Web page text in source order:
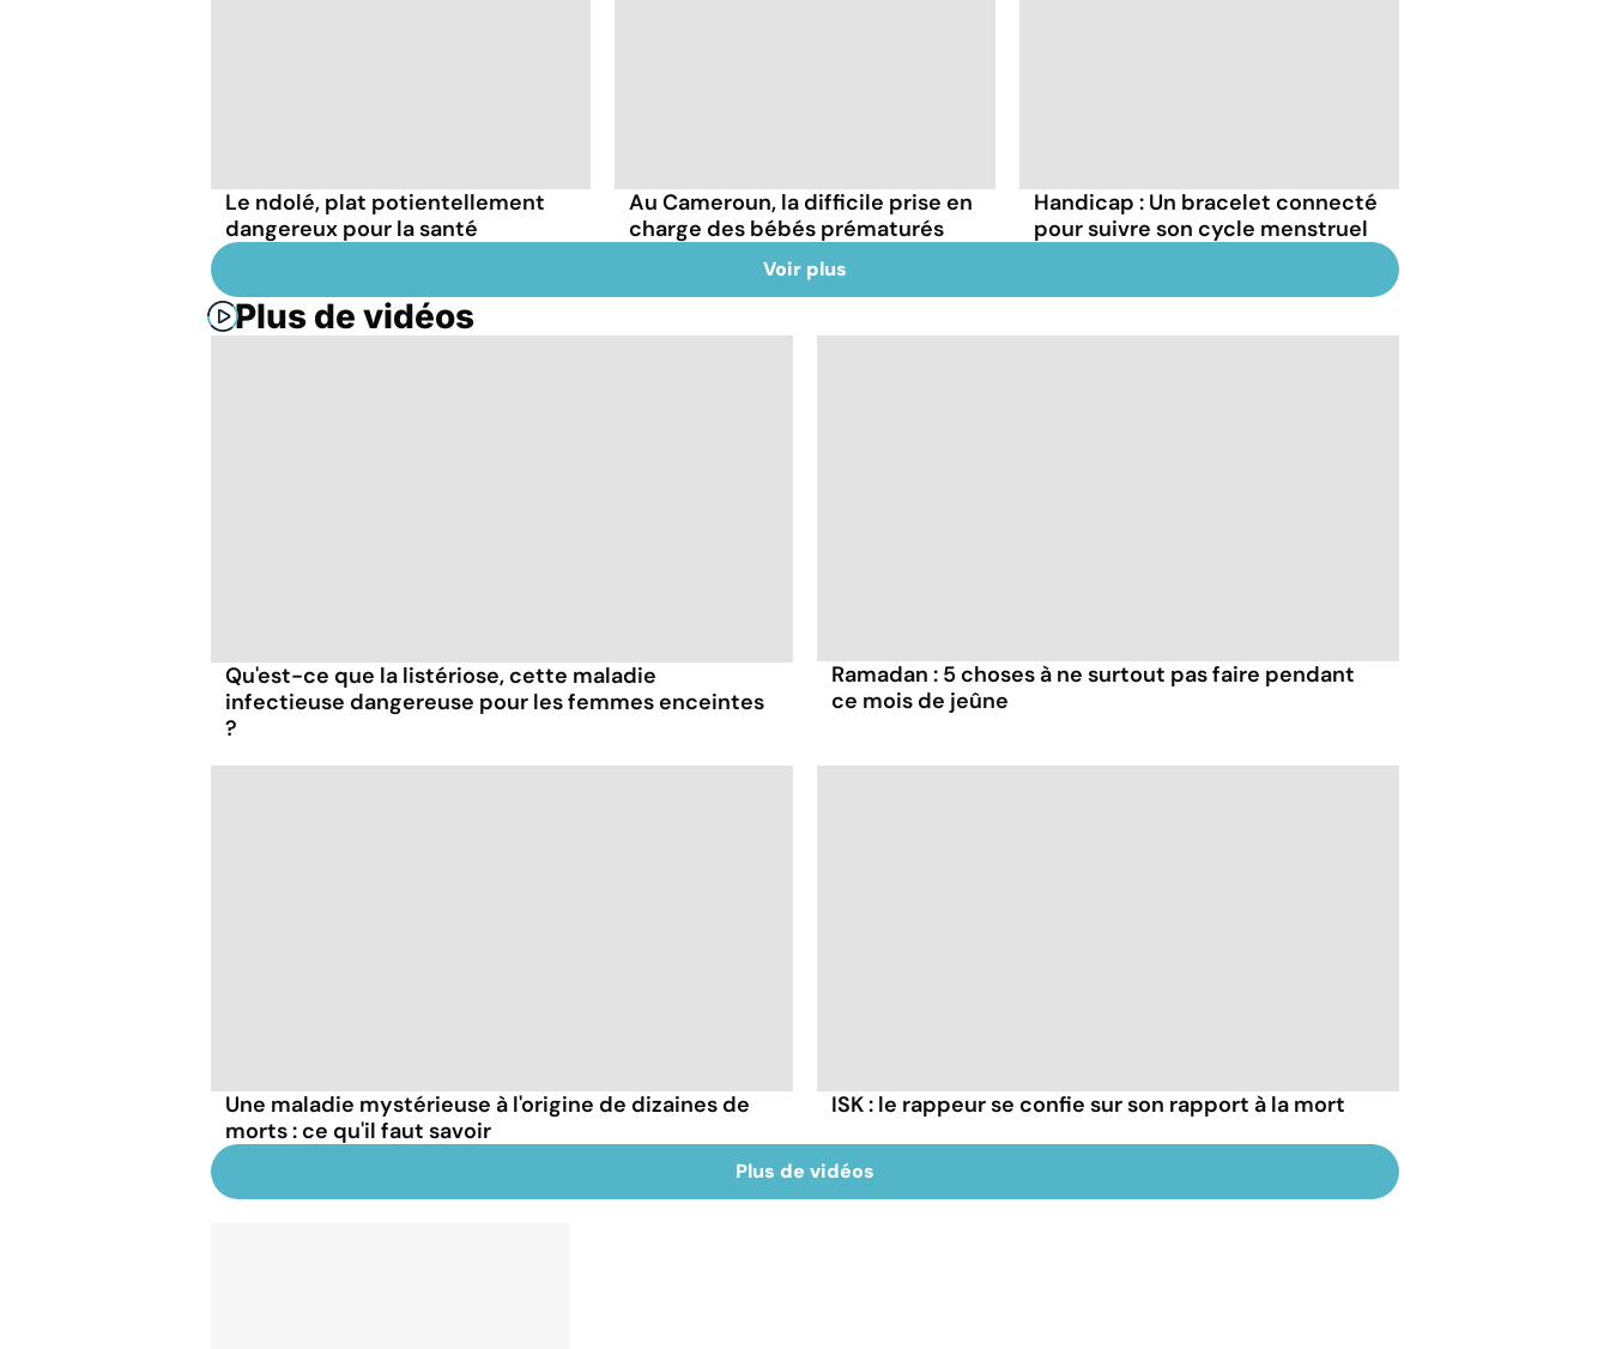
Le ndolé, plat potientellement
dangereux pour la santé
Au Cameroun, la difficile prise en
charge des bébés prématurés
Handicap : Un bracelet connecté
pour suivre son cycle menstruel
Voir plus
Plus de vidéos
Qu'est-ce que la listériose, cette maladie
infectieuse dangereuse pour les femmes enceintes
?
Ramadan : 5 choses à ne surtout pas faire pendant
ce mois de jeûne
Une maladie mystérieuse à l'origine de dizaines de
morts : ce qu'il faut savoir
ISK : le rappeur se confie sur son rapport à la mort
Plus de vidéos